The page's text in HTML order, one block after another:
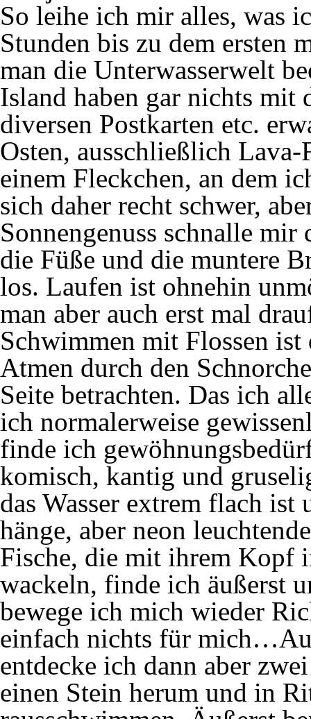
So leihe ich mir alles, was
Stunden bis zu dem ersten
man die Unterwasserwelt
Island haben gar nichts mit
diversen Postkarten etc.
Osten, ausschließlich Lava-
einem Fleckchen, an dem
sich daher recht schwer,
Sonnengenuss schnalle
die Füße und die muntere
los. Laufen ist ohnehin
man aber auch erst mal
Schwimmen mit Flossen
Atmen durch den
Seite betrachten. Das ich
ich normalerweise
finde ich
komisch, kantig und
das Wasser extrem flach
hänge, aber neon
Fische, die mit ihrem Kopf
wackeln, finde ich äußerst
bewege ich mich wieder
einfach nichts für
entdecke ich dann aber
einen Stein herum und in